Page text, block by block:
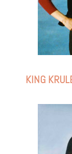
KING